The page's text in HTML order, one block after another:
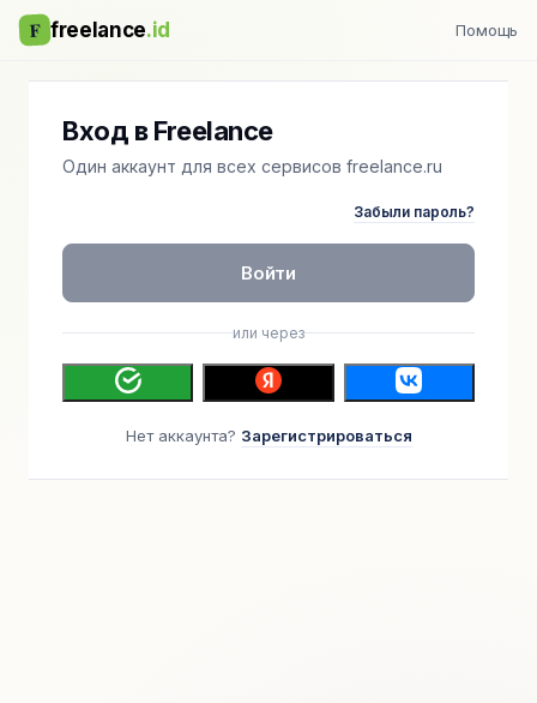
F freelance.id Помощь
Вход в Freelance
Один аккаунт для всех сервисов freelance.ru
Забыли пароль?
Войти
или через
Нет аккаунта? Зарегистрироваться